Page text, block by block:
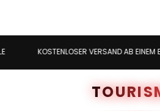
KOSTENLOSER VERSAND AB EINEM